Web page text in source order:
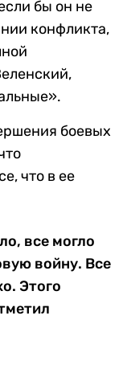
бы он не
конфликта,
боевых
что в ее
все могло
войну. Все
Этого